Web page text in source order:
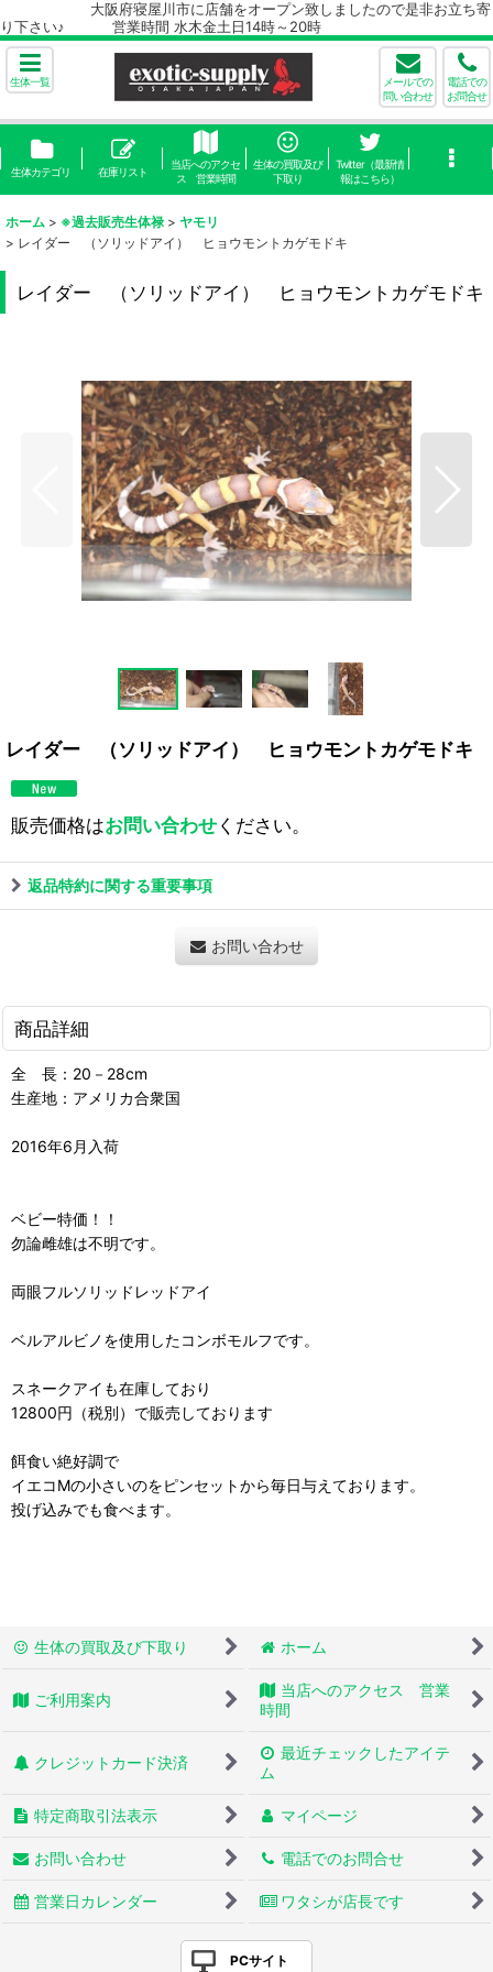
大阪府寝屋川市に店舗をオープン致しましたので是非お立ち寄
り下さい♪ 営業時間 水木金土日14時～20時
生体一覧
メールでの
問い合わせ
電話での
お問合せ
生体カテゴリ 在庫リスト
当店へのアクセ
ス 営業時間
生体の買取及び
下取り
Twitter（最新情
報はこちら）
ホーム > ※過去販売生体禄 > ヤモリ
> レイダー （ソリッドアイ） ヒョウモントカゲモドキ
レイダー （ソリッドアイ） ヒョウモントカゲモドキ
レイダー （ソリッドアイ） ヒョウモントカゲモドキ
販売価格はお問い合わせください。
返品特約に関する重要事項
お問い合わせ
商品詳細
全 長：20－28cm
生産地：アメリカ合衆国
2016年6月入荷
ベビー特価！！
勿論雌雄は不明です。
両眼フルソリッドレッドアイ
ベルアルビノを使用したコンボモルフです。
スネークアイも在庫しており
12800円（税別）で販売しております
餌食い絶好調で
イエコMの小さいのをピンセットから毎日与えております。
投げ込みでも食べます。
生体の買取及び下取り ホーム
ご利用案内
当店へのアクセス 営業
時間
クレジットカード決済
最近チェックしたアイテ
ム
特定商取引法表示 マイページ
お問い合わせ 電話でのお問合せ
営業日カレンダー ワタシが店長です
PCサイト